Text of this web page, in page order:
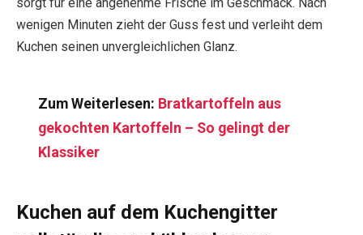
wenigen Minuten zieht der Guss fest und verleiht dem
Kuchen seinen unvergleichlichen Glanz.
Zum Weiterlesen: Bratkartoffeln aus
gekochten Kartoffeln – So gelingt der
Klassiker
Kuchen auf dem Kuchengitter